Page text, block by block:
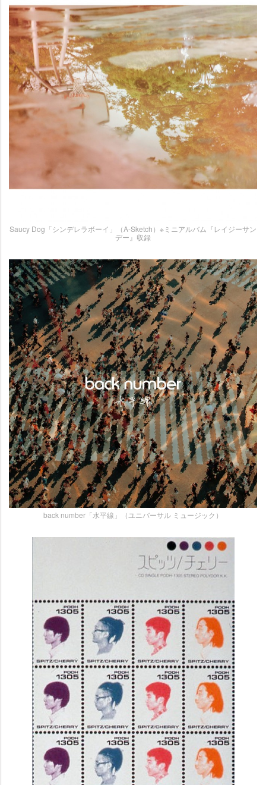
Saucy Dog「シンデレラボーイ」（A-Sketch）※ミニアルバム『レイジーサン
デー』収録
back number「水平線」（ユニバーサル ミュージック）